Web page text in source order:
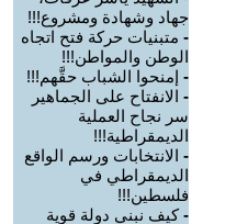
جهاد وشهادة ومشروع!!!
- متبنيات حركة فتح اتجاه
الوطن والمواطن!!!
- إمنحوا الشباب حقَّهم!!!
- الانفتاح على الجماهير
سر نجاح العملية
الديمقراطية!!!
- الانتخابات ورسم الواقع
الديمقراطي في
فلسطين!!!
-كيف نبني دولة قوية